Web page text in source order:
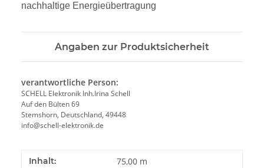
nachhaltige Energieübertragung
Angaben zur Produktsicherheit
verantwortliche Person:
SCHELL Elektronik Inh.Irina Schell
Auf den Bülten 69
Stemshorn, Deutschland, 49448
info@schell-elektronik.de
Inhalt: 75,00 m